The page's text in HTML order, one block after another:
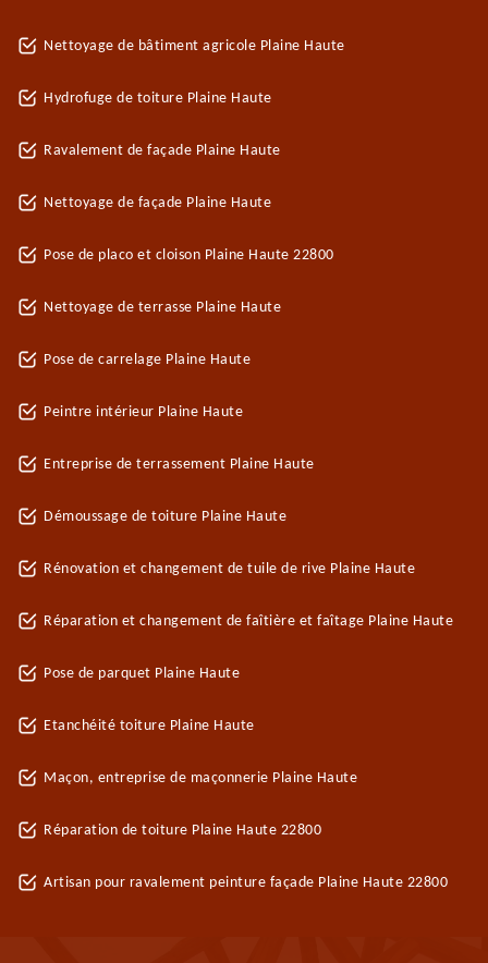
Nettoyage de bâtiment agricole Plaine Haute
Hydrofuge de toiture Plaine Haute
Ravalement de façade Plaine Haute
Nettoyage de façade Plaine Haute
Pose de placo et cloison Plaine Haute 22800
Nettoyage de terrasse Plaine Haute
Pose de carrelage Plaine Haute
Peintre intérieur Plaine Haute
Entreprise de terrassement Plaine Haute
Démoussage de toiture Plaine Haute
Rénovation et changement de tuile de rive Plaine Haute
Réparation et changement de faîtière et faîtage Plaine Haute
Pose de parquet Plaine Haute
Etanchéité toiture Plaine Haute
Maçon, entreprise de maçonnerie Plaine Haute
Réparation de toiture Plaine Haute 22800
Artisan pour ravalement peinture façade Plaine Haute 22800